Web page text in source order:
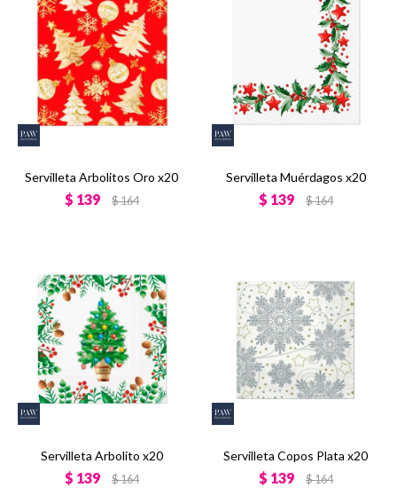
Servilleta Arbolitos Oro x20
$ 139 $164
Servilleta Muérdagos x20
$ 139 $164
Servilleta Arbolito x20
$ 139 $164
Servilleta Copos Plata x20
$ 139 $164